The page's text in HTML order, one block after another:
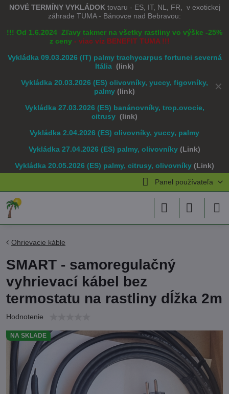
✕
NOVÉ TERMÍNY VYKLÁDOK tovaru - ES, IT, NL, FR, v exotickej
záhrade TUMA - Bánovce nad Bebravou:
!!! Od 1.6.2024 Zľavy takmer na všetky rastliny vo výške -25%
z ceny - viac viz BENEFIT TUMA !!!
Vykládka 09.03.2026 (IT) palmy trachycarpus fortunei severná
Itália (link)
Vykládka 20.03.2026 (ES) olivovníky, yuccy, figovníky,
palmy (link)
Vykládka 27.03.2026 (ES) banánovníky, trop.ovocie,
citrusy (link)
Vykládka 2.04.2026 (ES) olivovníky, yuccy, palmy
Vykládka 27.04.2026 (ES) palmy, olivovníky (Link)
Vykládka 20.05.2026 (ES) palmy, citrusy, olivovníky (Link)
Panel používateľa
NA SKLADE
Ohrievacie káble
SMART - samoregulačný
vyhrievací kábel bez
termostatu na rastliny dĺžka 2m
Hodnotenie